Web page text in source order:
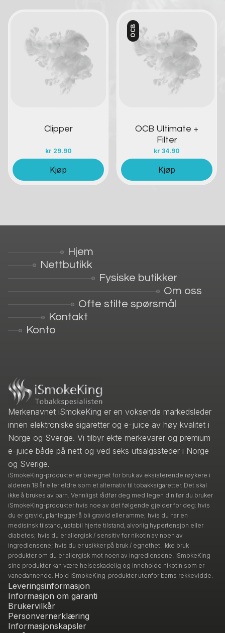
Clipper
kr 29.90
Kontakt oss
Kjøp
OCB
OCB Ultimate +
Filter
kr 34.90
Kontakt oss
Kjøp
Hjem
Nettbutikk
Fysiske butikker
Om oss
Ofte stilte spørsmål
Kontakt
Konto
Merkenavnet iSmokeKing er en voksende markedsleder
innen elektroniske sigaretter og e-juice av høy kvalitet i
Norge og Sverige. Vi tilbyr ekte merkevarer og premium
e-juice både på nett og ved seks utsalgssteder i Norge
og Sverige.
iSmokeKing-produkter er beregnet for bruk av eksisterende røykere i
alderen 18 år eller eldre som et alternativ til tobakksigaretter. Det skal
ikke å brukes av barn. Vennligst rådfør deg med legen din før du bruker
iSmokeKing-produkter hvis noe av det følgende gjelder for deg: hvis
du er gravid, planlegger å bli gravid eller amme; hvis du har en
medisinsk tilstand, ustabil hjerte tilstand, alvorlig hypertensjon eller
diabetes; hvis du er allergisk / sensitiv for nikotin av noen av
ingrediensene; hvis du er usikker på bruk / egnethet. Ikke bruk
produkter om du er allergisk mot noen av ingrediensene. iSmokeKing
sine produkter kan være helseskadelig og inneholde nikotin som er
vanedannende. Hold iSmokeKing-produkter utenfor barns rekkevidde.
Leveringsinformasjon
Informasjon om garanti
Brukervilkår
Personvernerklæring
Informasjonskapsler